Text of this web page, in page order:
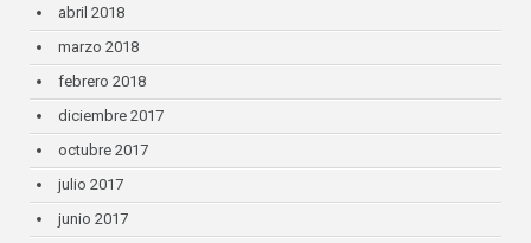
abril 2018
marzo 2018
febrero 2018
diciembre 2017
octubre 2017
julio 2017
junio 2017